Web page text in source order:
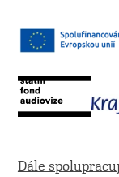
Dále